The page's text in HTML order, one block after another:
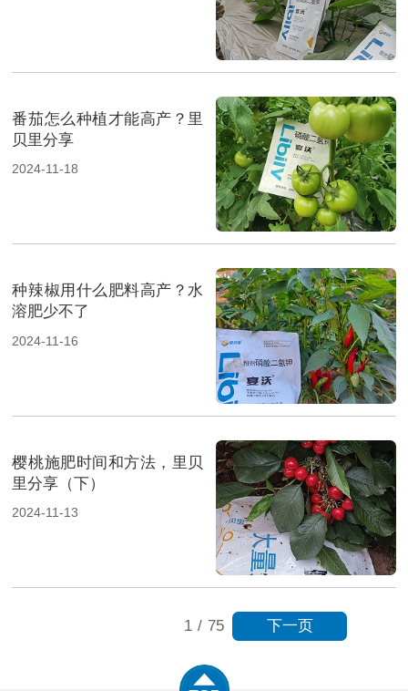
番茄怎么种植才能高产？里
贝里分享
2024-11-18
种辣椒用什么肥料高产？水
溶肥少不了
2024-11-16
樱桃施肥时间和方法，里贝
里分享（下）
2024-11-13
1 / 75 下一页